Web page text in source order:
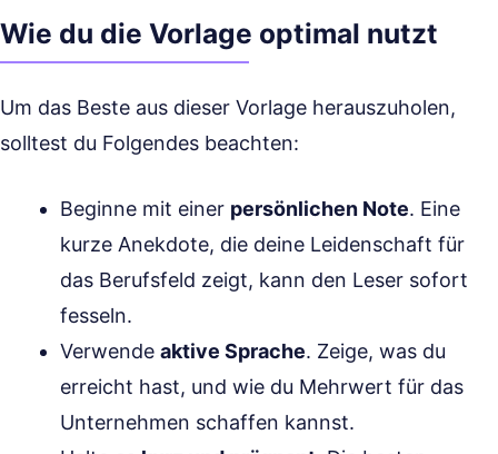
Wie du die Vorlage optimal nutzt
Um das Beste aus dieser Vorlage herauszuholen,
solltest du Folgendes beachten:
Beginne mit einer persönlichen Note. Eine
kurze Anekdote, die deine Leidenschaft für
das Berufsfeld zeigt, kann den Leser sofort
fesseln.
Verwende aktive Sprache. Zeige, was du
erreicht hast, und wie du Mehrwert für das
Unternehmen schaffen kannst.